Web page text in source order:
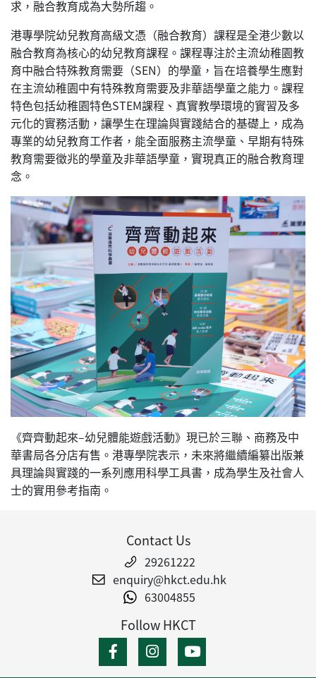
求，融合教育成為大勢所趨。
港專學院幼兒教育高級文憑（融合教育）課程是全港少數以
融合教育為核心的幼兒教育課程。課程專注於主流幼稚園教
育中融合特殊教育需要（SEN）的學童，旨在培養學生應對
在主流幼稚園中有特殊教育需要及非華語學童之能力。課程
特色包括幼稚園特色STEM課程、真實教學環境的實習及多
元化的實務活動，讓學生在理論與實踐結合的基礎上，成為
專業的幼兒教育工作者，能全面服務主流學童、早期有特殊
教育需要徵兆的學童及非華語學童，實現真正的融合教育理
念。
《齊齊動起來–幼兒體能遊戲活動》現已於三聯、商務及中
華書局各分店有售。港專學院表示，未來將繼續編纂出版兼
具理論與實踐的一系列應用科學工具書，成為學生及社會人
士的實用參考指南。
Contact Us
29261222
enquiry@hkct.edu.hk
63004855
Follow HKCT